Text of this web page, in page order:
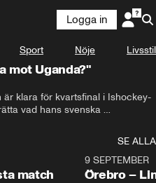
Logga in
Sport Nöje Livsstil
mot Uganda?"
klara för kvartsfinal i Ishockey-
vad hans svenska
SE ALLA
match
Plus
9 SEPTEMBER
Örebro –